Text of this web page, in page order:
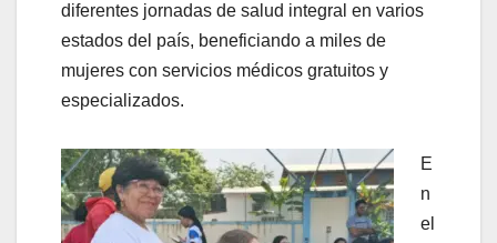
diferentes jornadas de salud integral en varios
estados del país, beneficiando a miles de
mujeres con servicios médicos gratuitos y
especializados.
E
n
el